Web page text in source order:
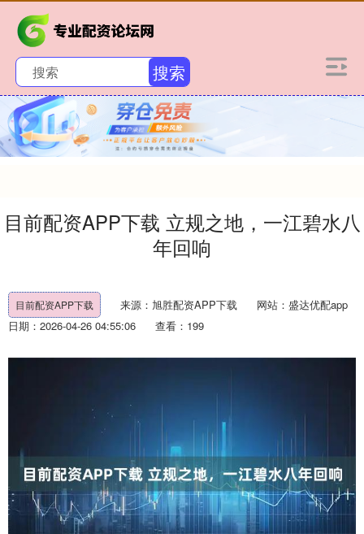
搜索
目前配资APP下载 立规之地，一江碧水八
年回响
目前配资APP下载 来源：旭胜配资APP下载
网站：盛达优配app
日期：2026-04-26 04:55:06
查看：199